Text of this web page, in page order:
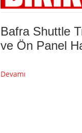
Bafra Shuttle
ve Ön Panel
Devamı